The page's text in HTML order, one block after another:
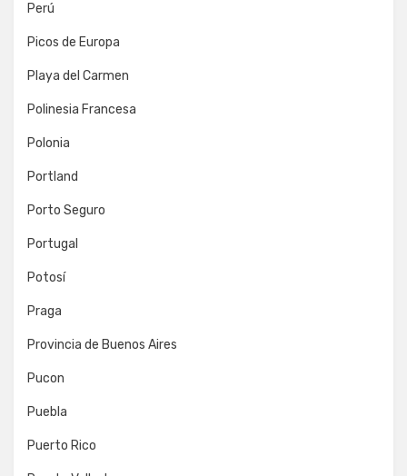
Perú
Picos de Europa
Playa del Carmen
Polinesia Francesa
Polonia
Portland
Porto Seguro
Portugal
Potosí
Praga
Provincia de Buenos Aires
Pucon
Puebla
Puerto Rico